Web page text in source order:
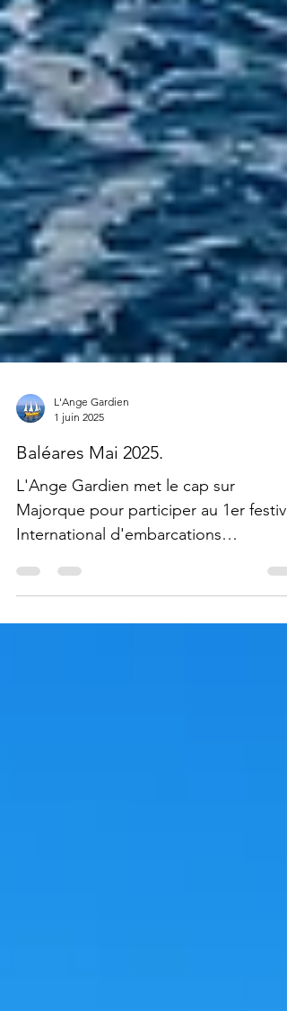
1 juin 2025
Baléares Mai 2025.
L'Ange Gardien met le cap sur
International d'embarcations
traditionnelles de Porto-Colom !